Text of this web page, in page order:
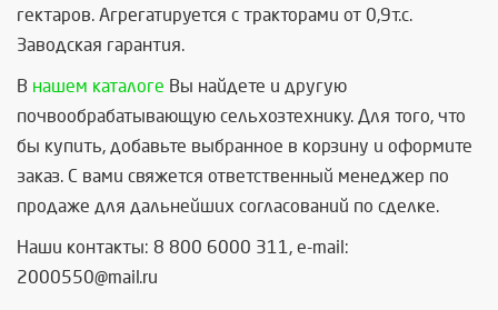
гектаров. Агрегатируется с тракторами от 0,9т.с.
Заводская гарантия.
В нашем каталоге Вы найдете и другую
почвообрабатывающую сельхозтехнику. Для того, что
бы купить, добавьте выбранное в корзину и оформите
заказ. С вами свяжется ответственный менеджер по
продаже для дальнейших согласований по сделке.
Наши контакты: 8 800 6000 311, e-mail:
2000550@mail.ru